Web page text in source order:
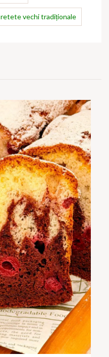
retete vechi tradiționale